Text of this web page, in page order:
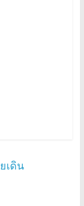
เดิน